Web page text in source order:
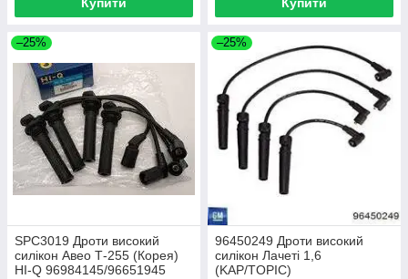
Купити Купити
–25%
SPC3019 Дроти високий
силікон Авео Т-255 (Корея)
HI-Q 96984145/96651945
–25%
96450249 Дроти високий
силікон Лачеті 1,6
(KAP/TOPIC)